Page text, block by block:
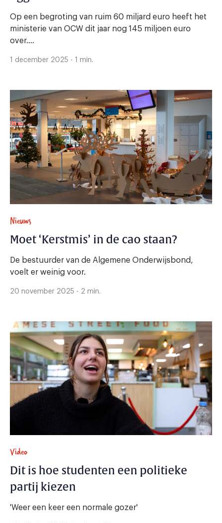
Op een begroting van ruim 60 miljard euro heeft het
ministerie van OCW dit jaar nog 145 miljoen euro
over....
1 december 2025 - 1 min.
Nieuws
Moet ‘Kerstmis’ in de cao staan?
De bestuurder van de Algemene Onderwijsbond,
voelt er weinig voor.
20 november 2025 - 2 min.
Video
Dit is hoe studenten een politieke
partij kiezen
'Weer een keer een normale gozer'